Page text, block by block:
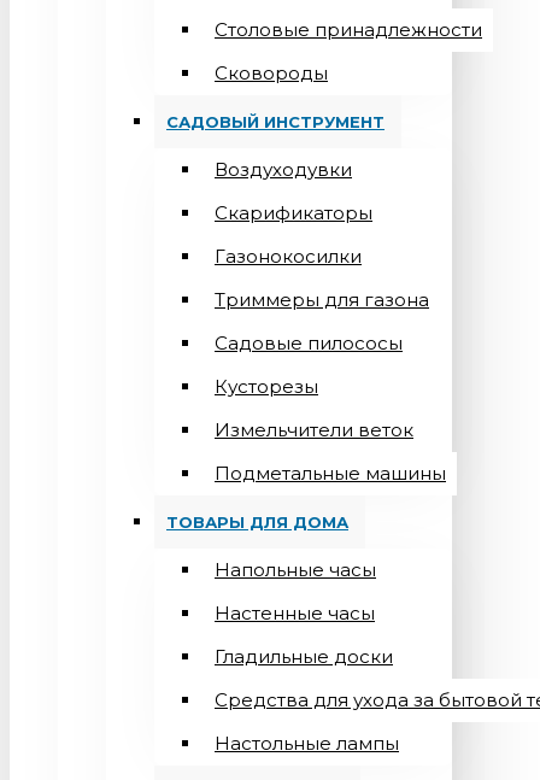
Столовые принадлежности
Сковороды
САДОВЫЙ ИНСТРУМЕНТ
Воздуходувки
Скарификаторы
Газонокосилки
Триммеры для газона
Садовые пилососы
Кусторезы
Измельчители веток
Подметальные машины
ТОВАРЫ ДЛЯ ДОМА
Напольные часы
Настенные часы
Гладильные доски
Средства для ухода за бытовой
Настольные лампы